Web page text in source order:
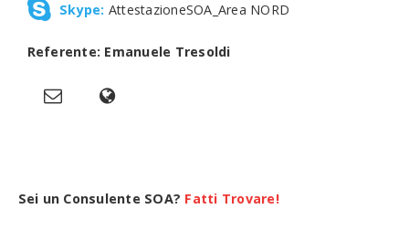
Skype: AttestazioneSOA_Area NORD
Referente: Emanuele Tresoldi
Sei un Consulente SOA? Fatti Trovare!